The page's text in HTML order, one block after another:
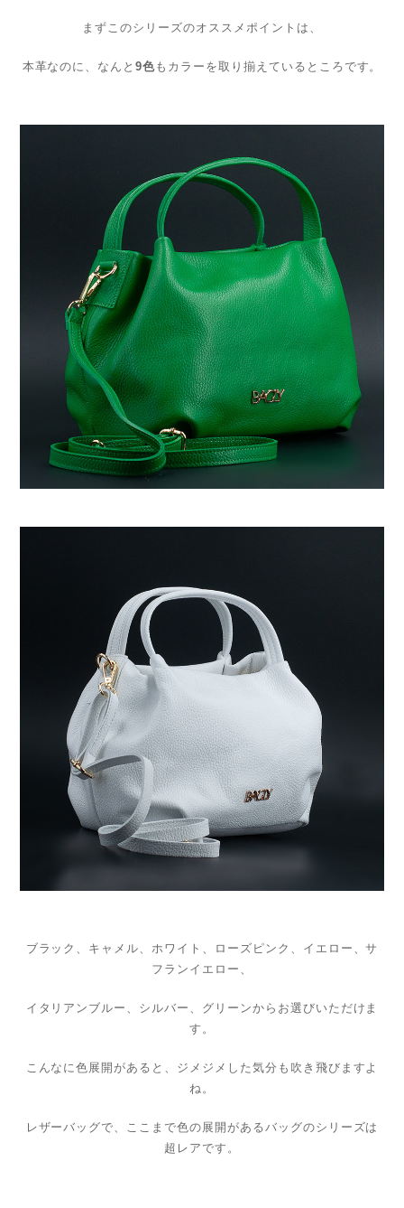
まずこのシリーズのオススメポイントは、
本革なのに、なんと9色もカラーを取り揃えているところです。
ブラック、キャメル、ホワイト、ローズピンク、イエロー、サ
フランイエロー、
イタリアンブルー、シルバー、グリーンからお選びいただけま
す。
こんなに色展開があると、ジメジメした気分も吹き飛びますよ
ね。
レザーバッグで、ここまで色の展開があるバッグのシリーズは
超レアです。